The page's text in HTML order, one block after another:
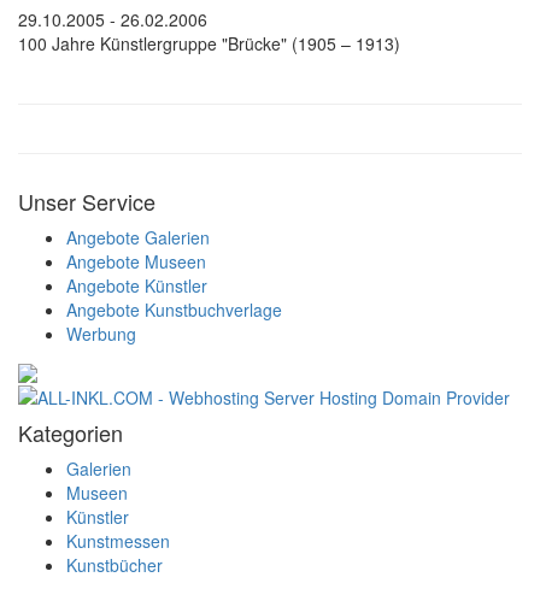
29.10.2005 - 26.02.2006
100 Jahre Künstlergruppe "Brücke" (1905 – 1913)
Unser Service
Angebote Galerien
Angebote Museen
Angebote Künstler
Angebote Kunstbuchverlage
Werbung
Kategorien
Galerien
Museen
Künstler
Kunstmessen
Kunstbücher